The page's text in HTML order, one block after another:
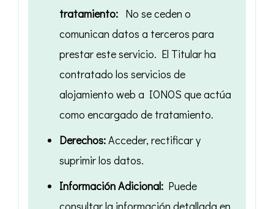
tratamiento:No se ceden o
comunican datos a terceros para
prestar este servicio. El Titular ha
contratado los servicios de
alojamiento web a IONOS que actúa
como encargado de tratamiento.
Derechos:Acceder, rectificar y
suprimir los datos.
Información Adicional:Puede
consultar la información detallada en